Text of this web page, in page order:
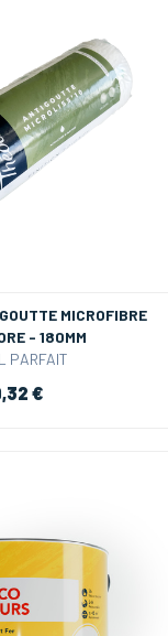
MICROFIBRE
- 180MM
PARFAIT
€